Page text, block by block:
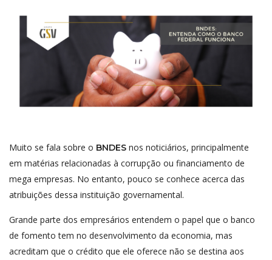
Muito se fala sobre o BNDES nos noticiários, principalmente
em matérias relacionadas à corrupção ou financiamento de
mega empresas. No entanto, pouco se conhece acerca das
atribuições dessa instituição governamental.
Grande parte dos empresários entendem o papel que o banco
de fomento tem no desenvolvimento da economia, mas
acreditam que o crédito que ele oferece não se destina aos